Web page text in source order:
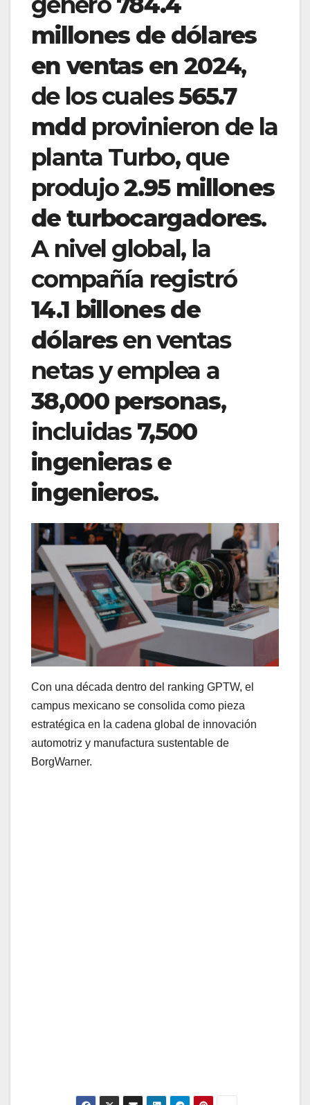
millones de dólares
en ventas en 2024,
de los cuales565.7
mddprovinieron de la
planta Turbo, que
produjo2.95 millones
de turbocargadores.
A nivel global, la
compañía registró
14.1 billones de
dólaresen ventas
netas y emplea a
38,000 personas,
incluidas7,500
ingenieras e
ingenieros.
Con una década dentro del ranking GPTW, el
campus mexicano se consolida como pieza
estratégica en la cadena global de innovación
automotriz y manufactura sustentable de
BorgWarner.